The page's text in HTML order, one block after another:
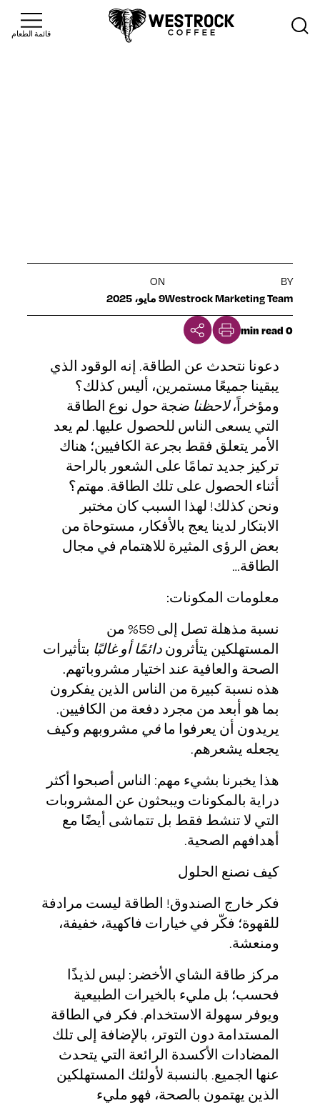
قائمة الطعام
BY
Westrock Marketing Team
ON
9 مايو، 2025
0 min read
دعونا نتحدث عن الطاقة. إنه الوقود الذي
يبقينا جميعًا مستمرين، أليس كذلك؟
ومؤخراً،لاحظنا ضجة حول نوع الطاقة
التي يسعى الناس للحصول عليها. لم يعد
الأمر يتعلق فقط بجرعة الكافيين؛ هناك
تركيز جديد تمامًا على الشعور بالراحة
أثناء الحصول على تلك الطاقة. مهتم؟
ونحن كذلك! لهذا السبب كان مختبر
الابتكار لدينا يعج بالأفكار، مستوحاة من
بعض الرؤى المثيرة للاهتمام في مجال
الطاقة…
معلومات المكونات:
نسبة مذهلة تصل إلى
59% من
المستهلكين يتأثرون دائمًا أو غالبًا بتأثيرات
الصحة والعافية عند اختيار مشروباتهم.
هذه نسبة كبيرة من الناس الذين يفكرون
بما هو أبعد من مجرد دفعة من الكافيين.
يريدون أن يعرفوا ما في مشروبهم وكيف
يجعله يشعرهم.
هذا يخبرنا بشيء مهم: الناس أصبحوا أكثر
دراية بالمكونات ويبحثون عن المشروبات
التي لا تنشط فقط بل تتماشى أيضًا مع
أهدافهم الصحية.
كيف نصنع الحلول
فكر خارج الصندوق! الطاقة ليست مرادفة
للقهوة؛ فكّر في خيارات فاكهية، خفيفة،
ومنعشة.
مركز طاقة الشاي الأخضر: ليس لذيذًا
فحسب؛ بل مليء بالخير ات الطبيعية
ويوفر سهولة الاستخدام. فكر في الطاقة
المستدامة دون التوتر، بالإضافة إلى تلك
المضادات الأكسدة الرائعة التي يتحدث
عنها الجميع. بالنسبة لأولئك المستهلكين
الذين يهتمون بالصحة، فهو مليء